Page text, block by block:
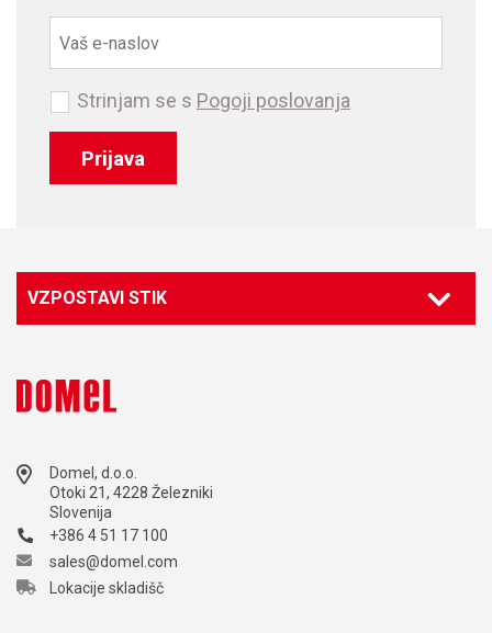
Prijava
Strinjam se s Pogoji poslovanja
VZPOSTAVI STIK
Domel, d.o.o.
Otoki 21, 4228 Železniki
Slovenija
+386 4 51 17 100
sales@domel.com
Lokacije skladišč